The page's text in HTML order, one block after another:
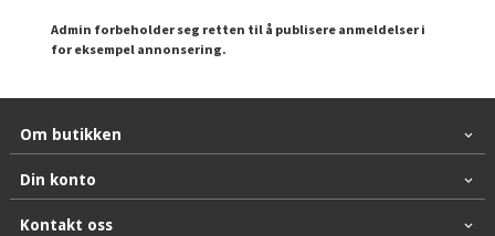
Admin forbeholder seg retten til å publisere anmeldelser i
for eksempel annonsering.
Om butikken
Din konto
Kontakt oss